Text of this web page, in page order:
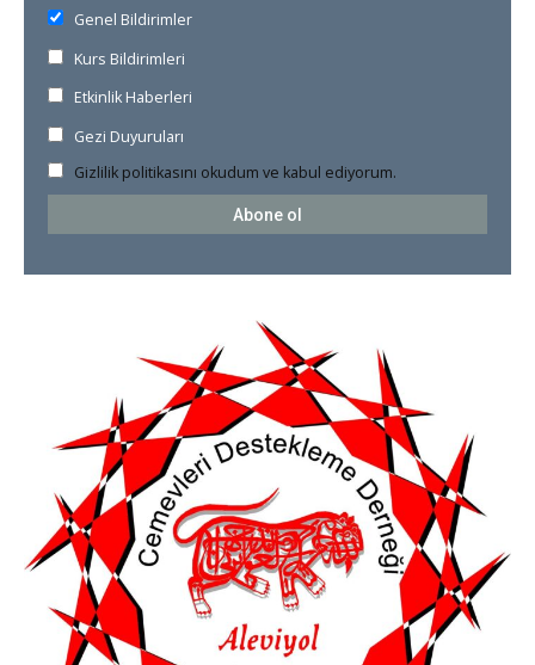
Genel Bildirimler
Kurs Bildirimleri
Etkinlik Haberleri
Gezi Duyuruları
Gizlilik politikasını okudum ve kabul ediyorum.